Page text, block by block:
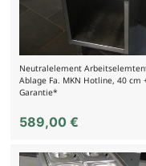
Neutralelement
Ablage Fa. MKN Hotline, 40 cm
Garantie*
589,00 €